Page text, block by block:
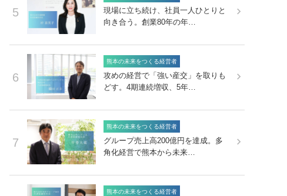
5
現場に立ち続け、社員一人ひとりと
向き合う。創業80年の年…
6
熊本の未来をつくる経営者
攻めの経営で「強い産交」を取りも
どす。4期連続増収、5年…
7
熊本の未来をつくる経営者
グループ売上高200億円を達成。多
角化経営で熊本から未来…
熊本の未来をつくる経営者